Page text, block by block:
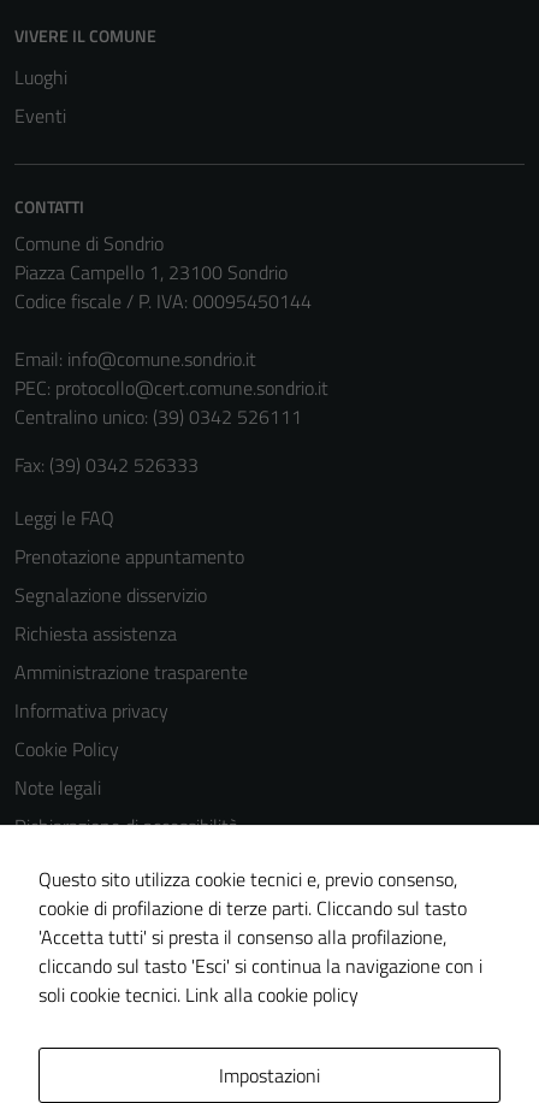
VIVERE IL COMUNE
Luoghi
Eventi
CONTATTI
Comune di Sondrio
Piazza Campello 1, 23100 Sondrio
Codice fiscale / P. IVA: 00095450144
Email: info@comune.sondrio.it
PEC: protocollo@cert.comune.sondrio.it
Centralino unico: (39) 0342 526111
Fax: (39) 0342 526333
Leggi le FAQ
Prenotazione appuntamento
Segnalazione disservizio
Richiesta assistenza
Amministrazione trasparente
Informativa privacy
Cookie Policy
Note legali
Dichiarazione di accessibilità
Dichiarazione di accessibilità Servizi
Whistleblowing
Piano di miglioramento del sito
Area riservata
Questo sito utilizza cookie tecnici e, previo consenso,
cookie di profilazione di terze parti. Cliccando sul tasto
'Accetta tutti' si presta il consenso alla profilazione,
cliccando sul tasto 'Esci' si continua la navigazione con i
soli cookie tecnici. Link alla cookie policy
Impostazioni
Questi cookie
possono
Questi cookie